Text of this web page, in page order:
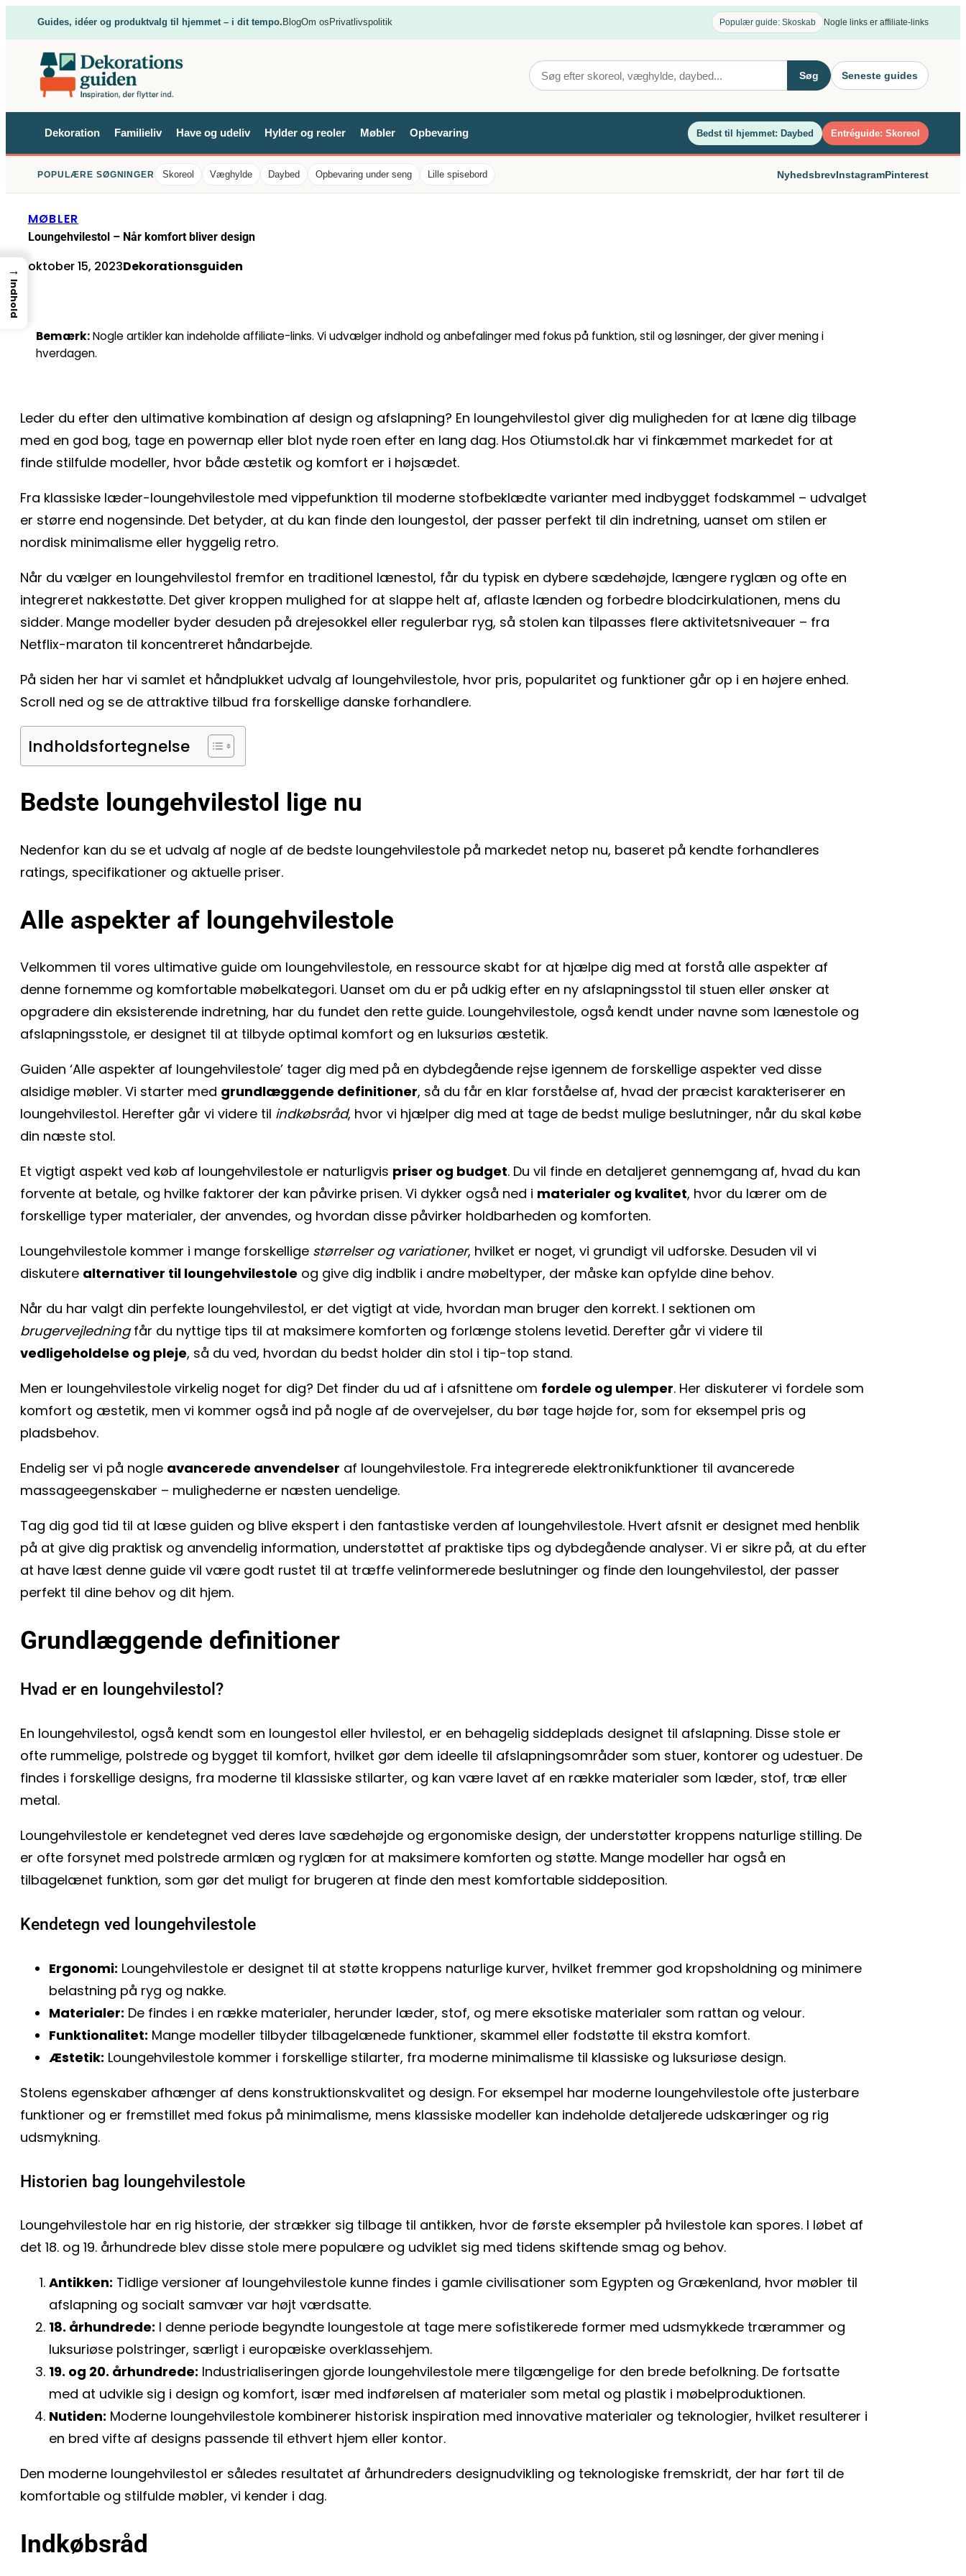
indhold
Guides, idéer og produktvalg til hjemmet – i dit tempo. BlogOm os Privatlivspolitik Populær guide: Skoskab Nogle links er affiliate-links
Søg Seneste guides
Dekoration Familieliv Have og udeliv Hylder og reoler Møbler Opbevaring Bedst til hjemmet: Daybed Entréguide: Skoreol
POPULÆRE SØGNINGER Skoreol Væghylde Daybed Opbevaring under seng Lille spisebord NyhedsbrevInstagramPinterest
MØBLER
Loungehvilestol – Når komfort bliver design
oktober 15, 2023Dekorationsguiden
Bemærk:Nogle artikler kan indeholde affiliate-links. Vi udvælger indhold og anbefalinger med fokus på funktion, stil og løsninger, der giver mening i
hverdagen.
Leder du efter den ultimative kombination af design og afslapning? En loungehvilestol giver dig muligheden for at læne dig tilbage
med en god bog, tage en powernap eller blot nyde roen efter en lang dag. Hos Otiumstol.dk har vi finkæmmet markedet for at
finde stilfulde modeller, hvor både æstetik og komfort er i højsædet.
Fra klassiske læder-loungehvilestole med vippefunktion til moderne stofbeklædte varianter med indbygget fodskammel – udvalget
er større end nogensinde. Det betyder, at du kan finde den loungestol, der passer perfekt til din indretning, uanset om stilen er
nordisk minimalisme eller hyggelig retro.
Når du vælger en loungehvilestol fremfor en traditionel lænestol, får du typisk en dybere sædehøjde, længere ryglæn og ofte en
integreret nakkestøtte. Det giver kroppen mulighed for at slappe helt af, aflaste lænden og forbedre blodcirkulationen, mens du
sidder. Mange modeller byder desuden på drejesokkel eller regulerbar ryg, så stolen kan tilpasses flere aktivitetsniveauer – fra
Netflix-maraton til koncentreret håndarbejde.
På siden her har vi samlet et håndplukket udvalg af loungehvilestole, hvor pris, popularitet og funktioner går op i en højere enhed.
Scroll ned og se de attraktive tilbud fra forskellige danske forhandlere.
Indholdsfortegnelse
Bedste loungehvilestol lige nu
Nedenfor kan du se et udvalg af nogle af de bedste loungehvilestole på markedet netop nu, baseret på kendte forhandleres
ratings, specifikationer og aktuelle priser.
Alle aspekter af loungehvilestole
Velkommen til vores ultimative guide om loungehvilestole, en ressource skabt for at hjælpe dig med at forstå alle aspekter af
denne fornemme og komfortable møbelkategori. Uanset om du er på udkig efter en ny afslapningsstol til stuen eller ønsker at
opgradere din eksisterende indretning, har du fundet den rette guide. Loungehvilestole, også kendt under navne som lænestole og
afslapningsstole, er designet til at tilbyde optimal komfort og en luksuriøs æstetik.
Guiden ‘Alle aspekter af loungehvilestole’ tager dig med på en dybdegående rejse igennem de forskellige aspekter ved disse
alsidige møbler. Vi starter med grundlæggende definitioner, så du får en klar forståelse af, hvad der præcist karakteriserer en
loungehvilestol. Herefter går vi videre til indkøbsråd, hvor vi hjælper dig med at tage de bedst mulige beslutninger, når du skal købe
din næste stol.
Et vigtigt aspekt ved køb af loungehvilestole er naturligvis priser og budget. Du vil finde en detaljeret gennemgang af, hvad du kan
forvente at betale, og hvilke faktorer der kan påvirke prisen. Vi dykker også ned i materialer og kvalitet, hvor du lærer om de
forskellige typer materialer, der anvendes, og hvordan disse påvirker holdbarheden og komforten.
Loungehvilestole kommer i mange forskellige størrelser og variationer, hvilket er noget, vi grundigt vil udforske. Desuden vil vi
diskutere alternativer til loungehvilestole og give dig indblik i andre møbeltyper, der måske kan opfylde dine behov.
Når du har valgt din perfekte loungehvilestol, er det vigtigt at vide, hvordan man bruger den korrekt. I sektionen om
brugervejledningfår du nyttige tips til at maksimere komforten og forlænge stolens levetid. Derefter går vi videre til
vedligeholdelse og pleje, så du ved, hvordan du bedst holder din stol i tip-top stand.
Men er loungehvilestole virkelig noget for dig? Det finder du ud af i afsnittene om fordele og ulemper. Her diskuterer vi fordele som
komfort og æstetik, men vi kommer også ind på nogle af de overvejelser, du bør tage højde for, som for eksempel pris og
pladsbehov.
Endelig ser vi på nogle avancerede anvendelser af loungehvilestole. Fra integrerede elektronikfunktioner til avancerede
massageegenskaber – mulighederne er næsten uendelige.
Tag dig god tid til at læse guiden og blive ekspert i den fantastiske verden af loungehvilestole. Hvert afsnit er designet med henblik
på at give dig praktisk og anvendelig information, understøttet af praktiske tips og dybdegående analyser. Vi er sikre på, at du efter
at have læst denne guide vil være godt rustet til at træffe velinformerede beslutninger og finde den loungehvilestol, der passer
perfekt til dine behov og dit hjem.
Grundlæggende definitioner
Hvad er en loungehvilestol?
En loungehvilestol, også kendt som en loungestol eller hvilestol, er en behagelig siddeplads designet til afslapning. Disse stole er
ofte rummelige, polstrede og bygget til komfort, hvilket gør dem ideelle til afslapningsområder som stuer, kontorer og udestuer. De
findes i forskellige designs, fra moderne til klassiske stilarter, og kan være lavet af en række materialer som læder, stof, træ eller
metal.
Loungehvilestole er kendetegnet ved deres lave sædehøjde og ergonomiske design, der understøtter kroppens naturlige stilling. De
er ofte forsynet med polstrede armlæn og ryglæn for at maksimere komforten og støtte. Mange modeller har også en
tilbagelænet funktion, som gør det muligt for brugeren at finde den mest komfortable siddeposition.
Kendetegn ved loungehvilestole
Ergonomi: Loungehvilestole er designet til at støtte kroppens naturlige kurver, hvilket fremmer god kropsholdning og minimere
belastning på ryg og nakke.
Materialer: De findes i en række materialer, herunder læder, stof, og mere eksotiske materialer som rattan og velour.
Funktionalitet: Mange modeller tilbyder tilbagelænede funktioner, skammel eller fodstøtte til ekstra komfort.
Æstetik: Loungehvilestole kommer i forskellige stilarter, fra moderne minimalisme til klassiske og luksuriøse design.
Stolens egenskaber afhænger af dens konstruktionskvalitet og design. For eksempel har moderne loungehvilestole ofte justerbare
funktioner og er fremstillet med fokus på minimalisme, mens klassiske modeller kan indeholde detaljerede udskæringer og rig
udsmykning.
Historien bag loungehvilestole
Loungehvilestole har en rig historie, der strækker sig tilbage til antikken, hvor de første eksempler på hvilestole kan spores. I løbet af
det 18. og 19. århundrede blev disse stole mere populære og udviklet sig med tidens skiftende smag og behov.
Antikken: Tidlige versioner af loungehvilestole kunne findes i gamle civilisationer som Egypten og Grækenland, hvor møbler til
afslapning og socialt samvær var højt værdsatte.
18. århundrede: I denne periode begyndte loungestole at tage mere sofistikerede former med udsmykkede trærammer og
luksuriøse polstringer, særligt i europæiske overklassehjem.
19. og 20. århundrede: Industrialiseringen gjorde loungehvilestole mere tilgængelige for den brede befolkning. De fortsatte
med at udvikle sig i design og komfort, især med indførelsen af materialer som metal og plastik i møbelproduktionen.
Nutiden: Moderne loungehvilestole kombinerer historisk inspiration med innovative materialer og teknologier, hvilket resulterer i
en bred vifte af designs passende til ethvert hjem eller kontor.
Den moderne loungehvilestol er således resultatet af århundreders designudvikling og teknologiske fremskridt, der har ført til de
komfortable og stilfulde møbler, vi kender i dag.
Indkøbsråd
→
Indhold